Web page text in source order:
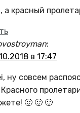
а красный
:
в 17:47
ну совсем
🙂 🙂 🙂